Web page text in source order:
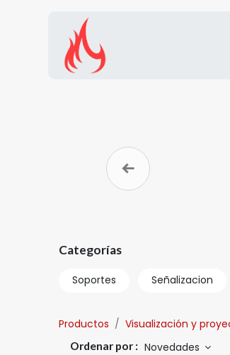
Anterior
Categorías
Soportes Señalizacion
Productos Visualización y
Ordenar por : Novedades